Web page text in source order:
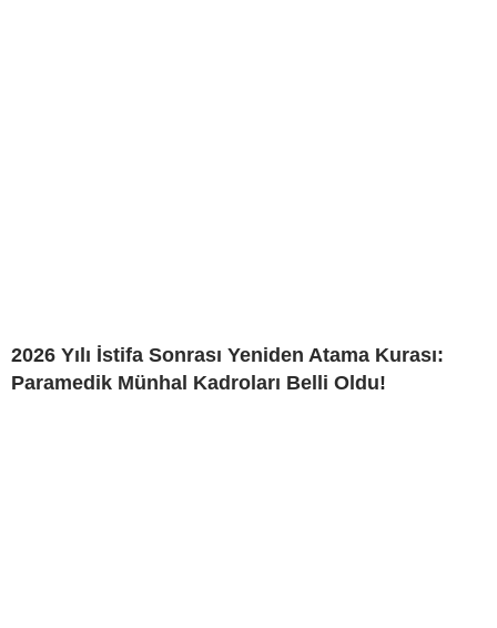
2026 Yılı İstifa Sonrası Yeniden Atama Kurası:
Paramedik Münhal Kadroları Belli Oldu!